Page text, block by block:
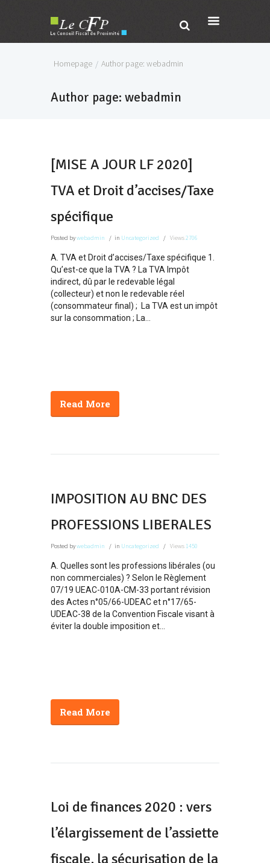
Homepage Author page: webadmin
Author page: webadmin
[MISE A JOUR LF 2020]
TVA et Droit d’accises/Taxe
spécifique
Posted bywebadmin in Uncategorized Views2706
A. TVA et Droit d’accises/Taxe spécifique 1.
Qu’est-ce que la TVA ? La TVA Impôt
indirect, dû par le redevable légal
(collecteur) et non le redevable réel
(consommateur final) ; La TVA est un impôt
sur la consommation ; La...
Read More
IMPOSITION AU BNC DES
PROFESSIONS LIBERALES
Posted bywebadmin in Uncategorized Views1450
A. Quelles sont les professions libérales (ou
non commerciales) ? Selon le Règlement
07/19 UEAC-010A-CM-33 portant révision
des Actes n°05/66-UDEAC et n°17/65-
UDEAC-38 de la Convention Fiscale visant à
éviter la double imposition et...
Read More
Loi de finances 2020 : vers
l’élargissement de l’assiette
fiscale, la sécurisation de la